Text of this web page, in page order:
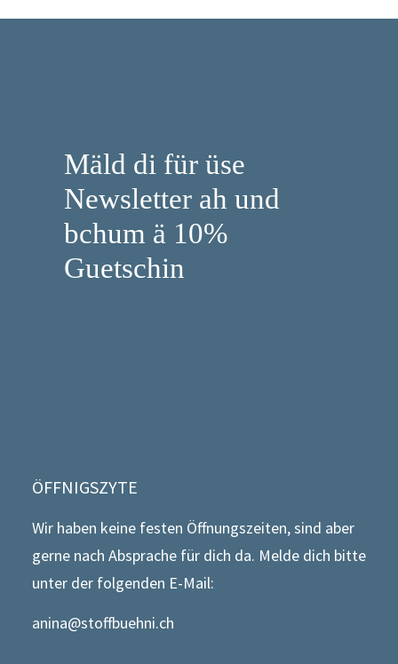
Mäld di für üse
Newsletter ah und
bchum ä 10%
Guetschin
ÖFFNIGSZYTE
Wir haben keine festen Öffnungszeiten, sind aber
gerne nach Absprache für dich da. Melde dich bitte
unter der folgenden E-Mail:
anina@stoffbuehni.ch